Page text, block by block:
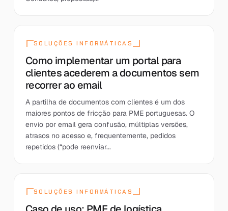
SOLUÇÕES INFORMÁTICAS
Como implementar um portal para
clientes acederem a documentos sem
recorrer ao email
A partilha de documentos com clientes é um dos
maiores pontos de fricção para PME portuguesas. O
envio por email gera confusão, múltiplas versões,
atrasos no acesso e, frequentemente, pedidos
repetidos (“pode reenviar...
SOLUÇÕES INFORMÁTICAS